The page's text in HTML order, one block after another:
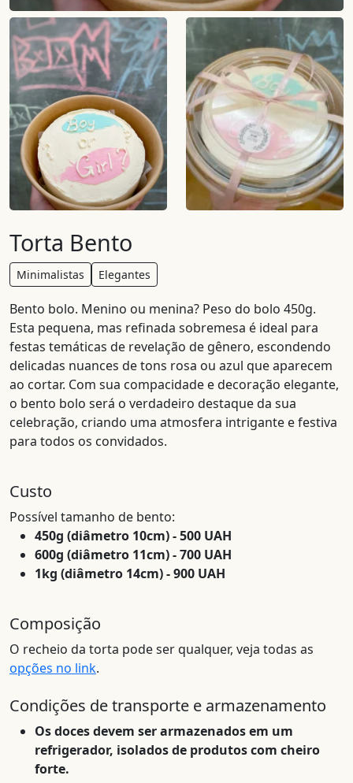
Torta Bento
Minimalistas Elegantes
Bento bolo. Menino ou menina? Peso do bolo 450g.
Esta pequena, mas refinada sobremesa é ideal para
festas temáticas de revelação de gênero, escondendo
delicadas nuances de tons rosa ou azul que aparecem
ao cortar. Com sua compacidade e decoração elegante,
o bento bolo será o verdadeiro destaque da sua
celebração, criando uma atmosfera intrigante e festiva
para todos os convidados.
Custo
Possível tamanho de bento:
450g (diâmetro 10cm) - 500 UAH
600g (diâmetro 11cm) - 700 UAH
1kg (diâmetro 14cm) - 900 UAH
Composição
O recheio da torta pode ser qualquer, veja todas as
opções no link.
Condições de transporte e armazenamento
Os doces devem ser armazenados em um
refrigerador, isolados de produtos com cheiro
forte.